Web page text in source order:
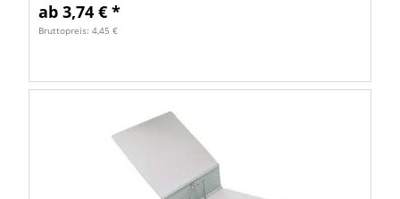
ab 3,74 € *
Bruttopreis: 4,45 €